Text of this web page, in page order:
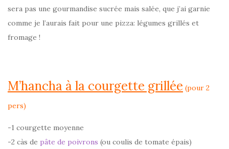
sera pas une gourmandise sucrée mais salée, que j’ai garnie
comme je l’aurais fait pour une pizza: légumes grillés et
fromage !
M’hancha à la courgette grillée (pour 2
pers)
-1 courgette moyenne
-2 càs de pâte de poivrons (ou coulis de tomate épais)